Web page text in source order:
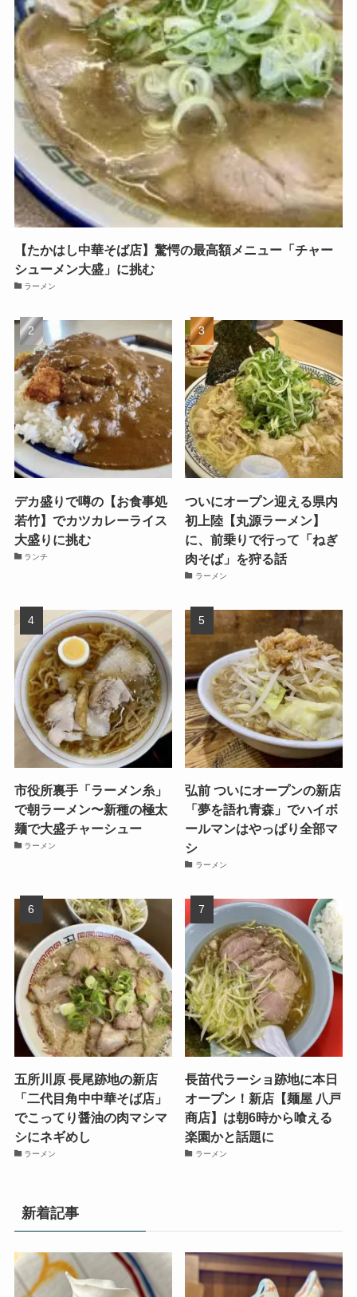
【たかはし中華そば店】驚愕の最高額メニュー「チャー
シューメン大盛」に挑む
ラーメン
デカ盛りで噂の【お食事処
若竹】でカツカレーライス
大盛りに挑む
ランチ
ついにオープン迎える県内
初上陸【丸源ラーメン】
に、前乗りで行って「ねぎ
肉そば」を狩る話
ラーメン
市役所裏手「ラーメン糸」
で朝ラーメン〜新種の極太
麺で大盛チャーシュー
ラーメン
弘前 ついにオープンの新店
「夢を語れ青森」でハイボ
ールマンはやっぱり全部マ
シ
ラーメン
五所川原 長尾跡地の新店
「二代目角中中華そば店」
でこってり醤油の肉マシマ
シにネギめし
ラーメン
長苗代ラーショ跡地に本日
オープン！新店【麺屋 八戸
商店】は朝6時から喰える
楽園かと話題に
ラーメン
新着記事